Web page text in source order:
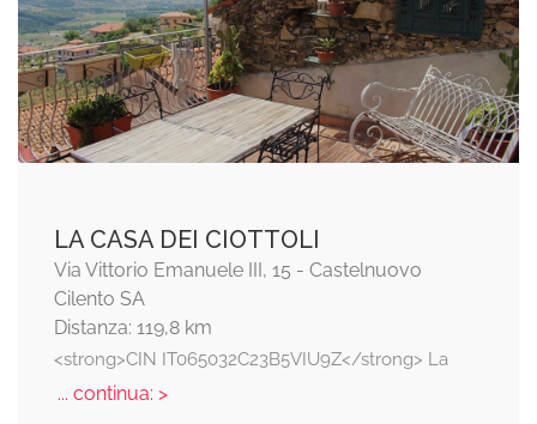
LA CASA DEI CIOTTOLI
Via Vittorio Emanuele III, 15 - Castelnuovo
Cilento SA
Distanza: 119,8 km
<strong>CIN IT065032C23B5VIU9Z</strong> La
... continua: >